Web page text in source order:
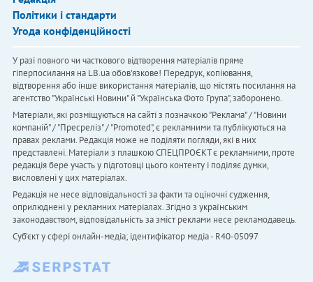
Політики і стандарти
Угода конфіденційності
У разі повного чи часткового відтворення матеріалів пряме
гіперпосилання на LB.ua обов'язкове! Передрук, копіювання,
відтворення або інше використання матеріалів, що містять посилання на
агентство "Українськi Новини" й "Українська Фото Група", заборонено.
Матеріали, які розміщуються на сайті з позначкою "Реклама" / "Новини
компаній" / "Пресреліз" / "Promoted", є рекламними та публікуються на
правах реклами. Редакція може не поділяти погляди, які в них
представлені. Матеріали з плашкою СПЕЦПРОЄКТ є рекламними, проте
редакція бере участь у підготовці цього контенту і поділяє думки,
висловлені у цих матеріалах.
Редакція не несе відповідальності за факти та оціночні судження,
оприлюднені у рекламних матеріалах. Згідно з українським
законодавством, відповідальність за зміст реклами несе рекламодавець.
Cуб'єкт у сфері онлайн-медіа; ідентифікатор медіа - R40-05097